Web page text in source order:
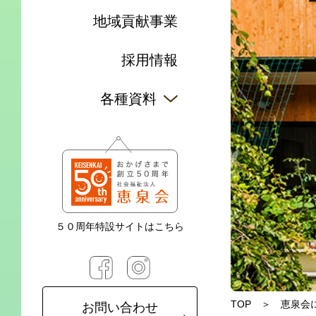
地域貢献事業
採用情報
各種資料
５０周年特設サイトはこちら
お問い合わせ TOP 恵泉会